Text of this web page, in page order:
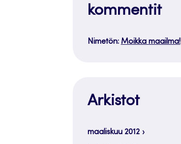
kommentit
Nimetön: Moikka maailma!
Arkistot
maaliskuu 2012